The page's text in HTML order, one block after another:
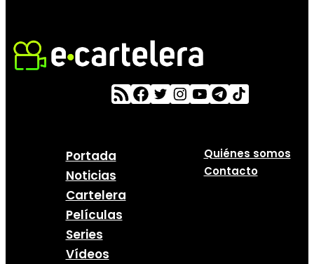
Portada
Noticias
Cartelera
Películas
Series
Vídeos
Quiénes somos
Contacto